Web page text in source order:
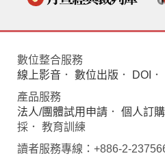
數位整合服務
線上影音 ． 數位出版 ． DOI ．
產品服務
法人/團體試用申請 ． 個人訂購
採． 教育訓練
讀者服務專線：+886-2-